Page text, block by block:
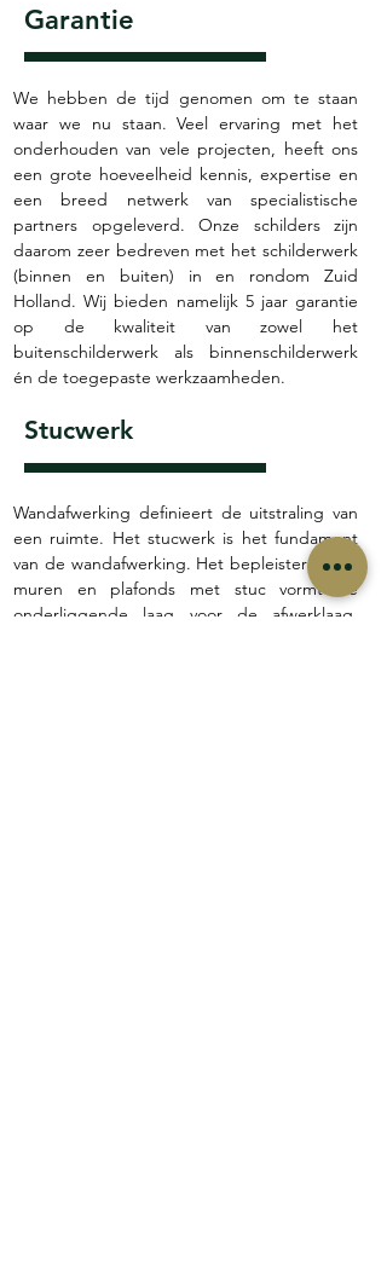
Garantie
We hebben de tijd genomen om te staan
waar we nu staan. Veel ervaring met het
onderhouden van vele projecten, heeft ons
een grote hoeveelheid kennis, expertise en
een breed netwerk van specialistische
partners opgeleverd. Onze schilders zijn
daarom zeer bedreven met het schilderwerk
(binnen en buiten) in en rondom Zuid
Holland. Wij bieden namelijk 5 jaar garantie
op de kwaliteit van zowel het
buitenschilderwerk als binnenschilderwerk
én de toegepaste werkzaamheden.
Stucwerk
Wandafwerking definieert de uitstraling van
een ruimte. Het stucwerk is het fundament
van de wandafwerking. Het bepleisteren van
muren en plafonds met stuc vormt de
onderliggende laag voor de afwerklaag.